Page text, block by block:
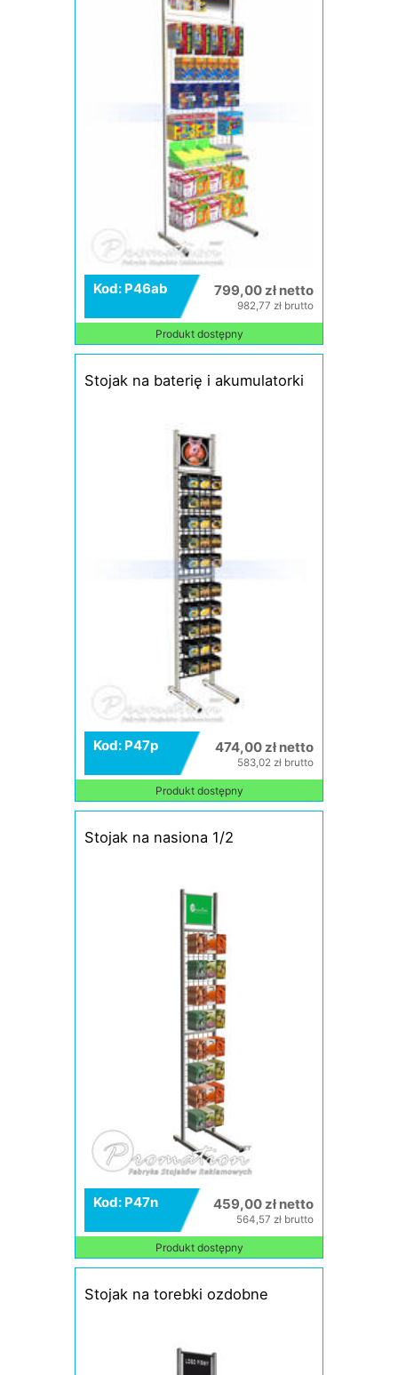
Kod: P46ab 799,00 zł netto
982,77 zł brutto
Produkt dostępny
Stojak na baterię i akumulatorki
Kod: P47p 474,00 zł netto
583,02 zł brutto
Produkt dostępny
Stojak na nasiona 1/2
Kod: P47n 459,00 zł netto
564,57 zł brutto
Produkt dostępny
Stojak na torebki ozdobne